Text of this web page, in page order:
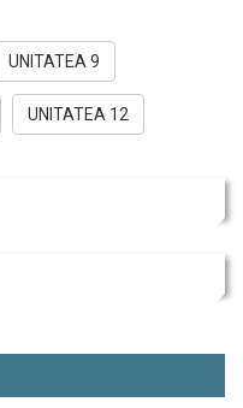
UNITATEA 9
UNITATEA 12